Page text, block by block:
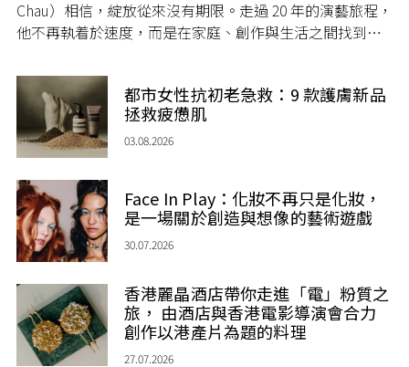
Chau）相信，綻放從來沒有期限。走過 20 年的演藝旅程，
他不再執着於速度，而是在家庭、創作與生活之間找到屬
都市女性抗初老急救：9 款護膚新品
拯救疲憊肌
03.08.2026
Face In Play：化妝不再只是化妝，
是一場關於創造與想像的藝術遊戲
30.07.2026
香港麗晶酒店帶你走進「電」粉質之
旅， 由酒店與香港電影導演會合力
創作以港產片為題的料理
27.07.2026